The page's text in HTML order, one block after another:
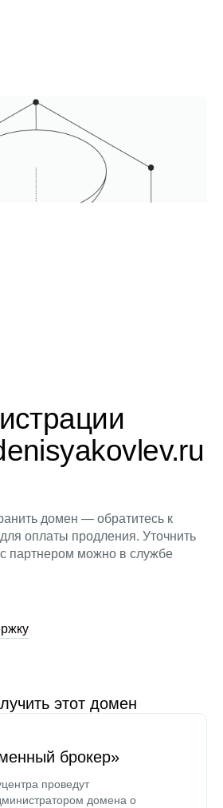
домен — обратитесь к
оплаты продления. Уточнить
с партнером можно в службе
этот домен
брокер»
проведут
домена о